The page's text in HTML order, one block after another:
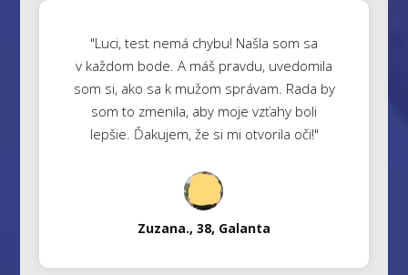
"Luci, test nemá chybu! Našla som sa
v každom bode. A máš pravdu, uvedomila
som si, ako sa k mužom správam. Rada by
som to zmenila, aby moje vzťahy boli
lepšie. Ďakujem, že si mi otvorila oči!"
Zuzana., 38, Galanta